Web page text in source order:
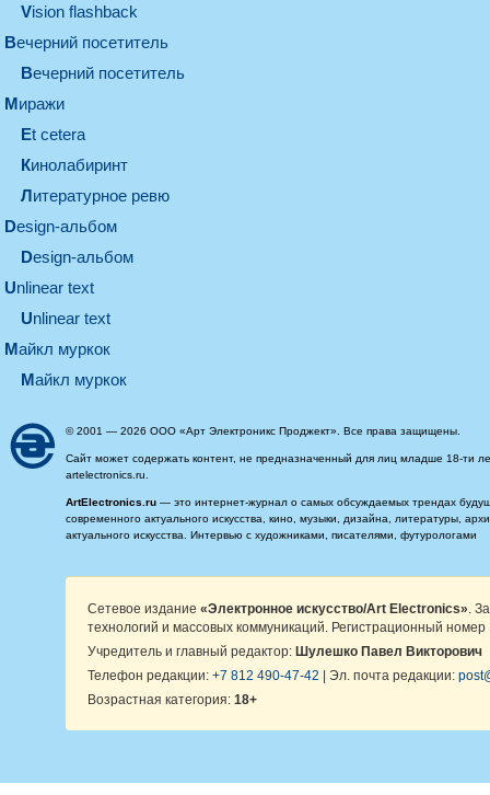
Vision flashback
вечерний посетитель
вечерний посетитель
миражи
et cetera
кинолабиринт
литературное ревю
design-альбом
design-альбом
unlinear text
Unlinear text
майкл муркок
майкл муркок
© 2001 — 2026 ООО «Арт Электроникс Проджект». Все права защищены.
Сайт может содержать контент, не предназначенный для лиц младше 18-ти
artelectronics.ru.
ArtElectronics.ru — это интернет-журнал о самых обсуждаемых трендах
современного актуального искусства, кино, музыки, дизайна, литературы,
актуального искусства. Интервью с художниками, писателями, футурологами
Сетевое издание «Электронное искусство/Art Electronics» .
технологий и массовых коммуникаций. Регистрационный
Учредитель и главный редактор: Шулешко Павел Викторович
Телефон редакции: +7 812 490-47-42 | Эл. почта редакции:
Возрастная категория: 18+